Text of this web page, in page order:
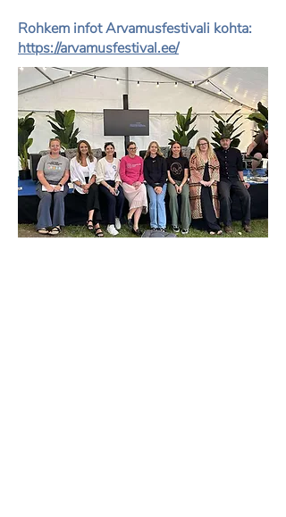
Rohkem infot Arvamusfestivali kohta:
https://arvamusfestival.ee/